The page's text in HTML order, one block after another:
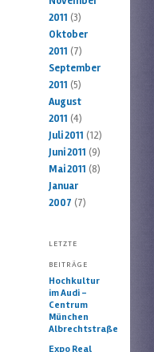
2011 (3)
Oktober
2011 (7)
September
2011 (5)
August
2011 (4)
Juli 2011 (12)
Juni 2011 (9)
Mai 2011 (8)
Januar
2007 (7)
LETZTE
BEITRÄGE
Hochkultur
im Audi –
Centrum
München
Albrechtstraße
Expo Real